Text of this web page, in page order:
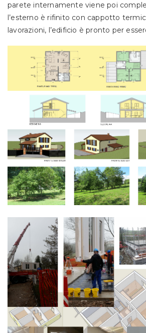
parete internamente viene poi
l’esterno è rifinito con cappotto
lavorazioni, l’edificio è pronto per